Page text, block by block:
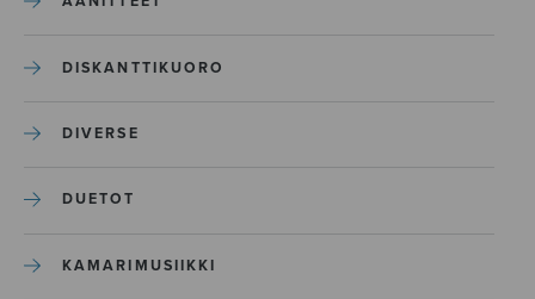
DISKANTTIKUORO
DIVERSE
DUETOT
KAMARIMUSIIKKI